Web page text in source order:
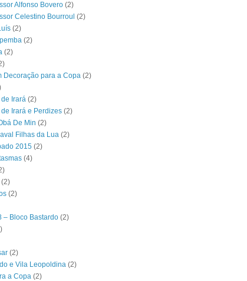
Alfonso Bovero (2)
Celestino Bourroul (2)
(2)
(2)
(2)
Decoração para a Copa (2)
de Irará (2)
Irará e Perdizes (2)
De Min (2)
Filhas da Lua (2)
2015 (2)
(4)
(2)
(2)
– Bloco Bastardo (2)
(2)
e Vila Leopoldina (2)
a Copa (2)